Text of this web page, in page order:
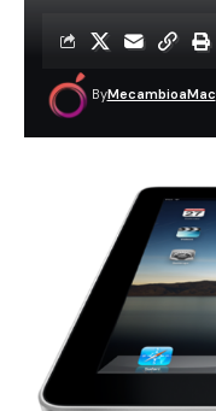
ByMecambioaMac